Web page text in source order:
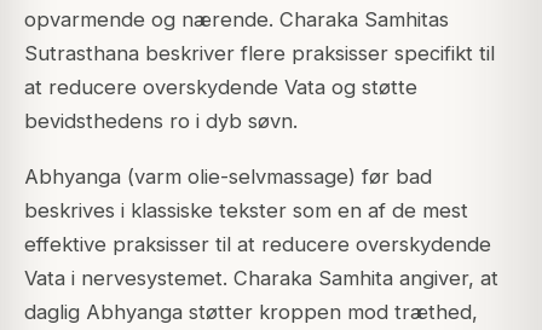
opvarmende og nærende. Charaka Samhitas
Sutrasthana beskriver flere praksisser specifikt til
at reducere overskydende Vata og støtte
bevidsthedens ro i dyb søvn.
Abhyanga (varm olie-selvmassage) før bad
beskrives i klassiske tekster som en af de mest
effektive praksisser til at reducere overskydende
Vata i nervesystemet. Charaka Samhita angiver, at
daglig Abhyanga støtter kroppen mod træthed,